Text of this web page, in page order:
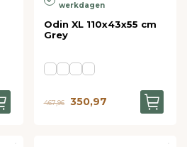
werkdagen
Odin XL 110x43x55 cm
Grey
467,96 350,97